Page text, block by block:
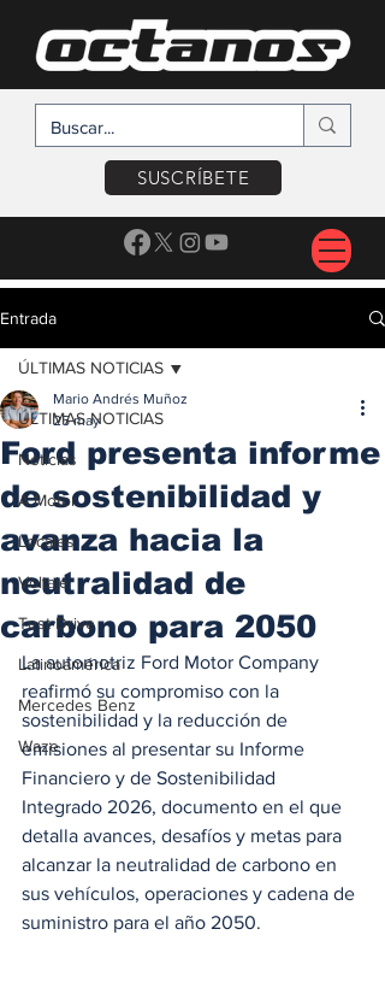
SUSCRÍBETE
Entrada
ÚLTIMAS NOTICIAS
Noticias
A Motor
Locales
Voltaje
Test Drive
Latinoamérica
Mercedes Benz
Waze
ÚLTIMAS NOTICIAS
Ford presenta informe
de sostenibilidad y
avanza hacia la
neutralidad de
carbono para 2050
Mario Andrés Muñoz
25 may
La automotriz Ford Motor Company
reafirmó su compromiso con la
sostenibilidad y la reducción de
emisiones al presentar su Informe
Financiero y de Sostenibilidad
Integrado 2026, documento en el que
detalla avances, desafíos y metas para
alcanzar la neutralidad de carbono en
sus vehículos, operaciones y cadena de
suministro para el año 2050.